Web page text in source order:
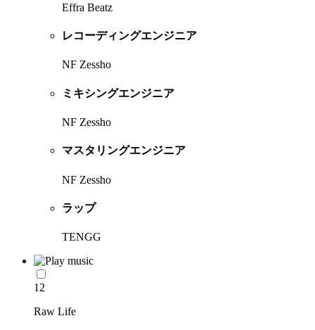
Effra Beatz
レコーディングエンジニア
NF Zessho
ミキシングエンジニア
NF Zessho
マスタリングエンジニア
NF Zessho
ラップ
TENGG
12
Raw Life